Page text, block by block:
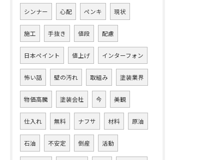
シンナー 心配 ペンキ 現状
施工 手抜き 値段 配慮
日本ペイント 値上げ インターフォン
怖い話 壁の汚れ 取組み 塗装業界
物価高騰 塗装会社 今 美観
仕入れ 無料 ナフサ 材料 原油
石油 不安定 倒産 活動